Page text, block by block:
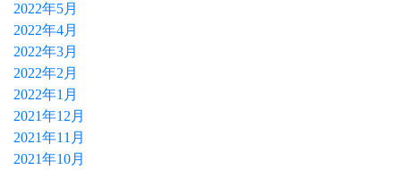
2022年5月
2022年4月
2022年3月
2022年2月
2022年1月
2021年12月
2021年11月
2021年10月